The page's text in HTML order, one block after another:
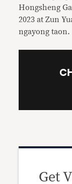
Hongsheng
2023 at Zun
ngayong taon.
Get